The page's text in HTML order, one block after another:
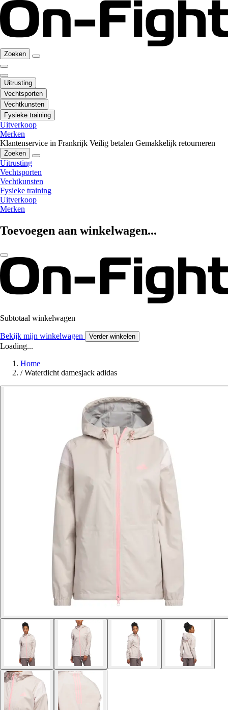
Zoeken
Uitrusting
Vechtsporten
Vechtkunsten
Fysieke training
Uitverkoop
Merken
Klantenservice in Frankrijk Veilig betalen Gemakkelijk retourneren
Zoeken
Uitrusting
Vechtsporten
Vechtkunsten
Fysieke training
Uitverkoop
Merken
Toevoegen aan winkelwagen...
Subtotaal winkelwagen
Bekijk mijn winkelwagen Verder winkelen
Loading...
Home
/ Waterdicht damesjack adidas